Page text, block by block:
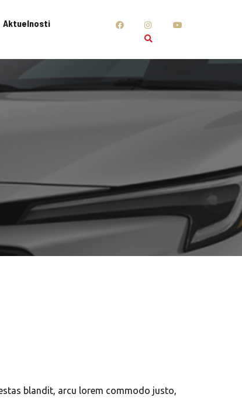
Aktuelnosti
blandit, arcu lorem commodo justo,